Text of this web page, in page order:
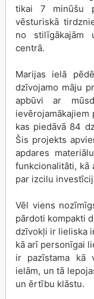
tikai 7 minūšu
vēsturiskā
no stilīgākajām
centrā.
Marijas ielā
dzīvojamo māju
apbūvi ar
kas piedāvā 84
Šis projekts
apdares
funkcionalitāti, kā
par izcilu
Vēl viens
pārdoti kompakti
dzīvokļi ir lieliska
kā arī personīgai
ir pazīstama kā
ielām, un tā
un ērtību klāstu.